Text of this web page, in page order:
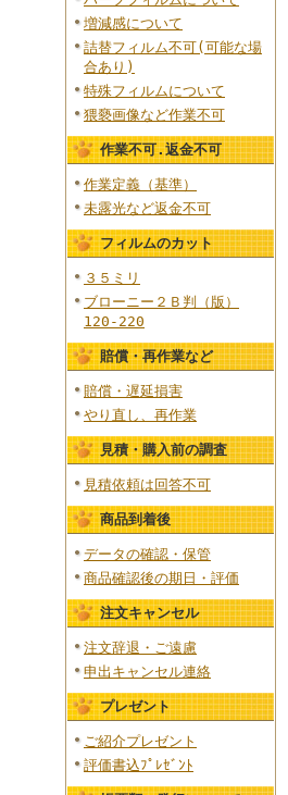
増減感について
詰替フィルム不可(可能な場
合あり)
特殊フィルムについて
猥褻画像など作業不可
作業不可.返金不可
作業定義（基準）
未露光など返金不可
フィルムのカット
３５ミリ
ブローニー２Ｂ判（版）
120-220
賠償・再作業など
賠償・遅延損害
やり直し、再作業
見積・購入前の調査
見積依頼は回答不可
商品到着後
データの確認・保管
商品確認後の期日・評価
注文キャンセル
注文辞退・ご遠慮
申出キャンセル連絡
プレゼント
ご紹介プレゼント
評価書込ﾌﾟﾚｾﾞﾝﾄ